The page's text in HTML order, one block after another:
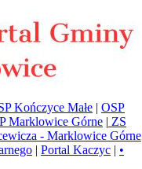
Kończyce Małe | OSP
Marklowice Górne | ZS
- Marklowice Górne
| Portal Kaczyc | •